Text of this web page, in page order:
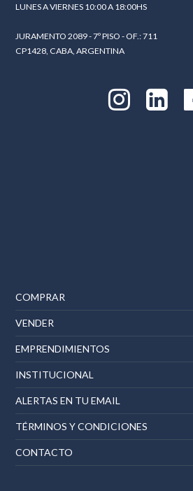
LUNES A VIERNES 10:00 A 18:00HS
JURAMENTO 2089 - 7º PISO - OF.: 711
CP1428, CABA, ARGENTINA
COMPRAR
VENDER
EMPRENDIMIENTOS
INSTITUCIONAL
ALERTAS EN TU EMAIL
TÉRMINOS Y CONDICIONES
CONTACTO